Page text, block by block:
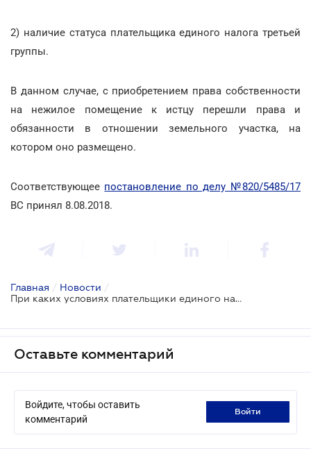
2) наличие статуса плательщика единого налога третьей
группы.
В данном случае, с приобретением права собственности
на нежилое помещение к истцу перешли права и
обязанности в отношении земельного участка, на
котором оно размещено.
Соответствующее постановление по делу №820/5485/17
ВС принял 8.08.2018.
Главная / Новости /
При каких условиях плательщики единого налога не платят земельный налог?
Оставьте комментарий
Войдите, чтобы оставить
комментарий
войти